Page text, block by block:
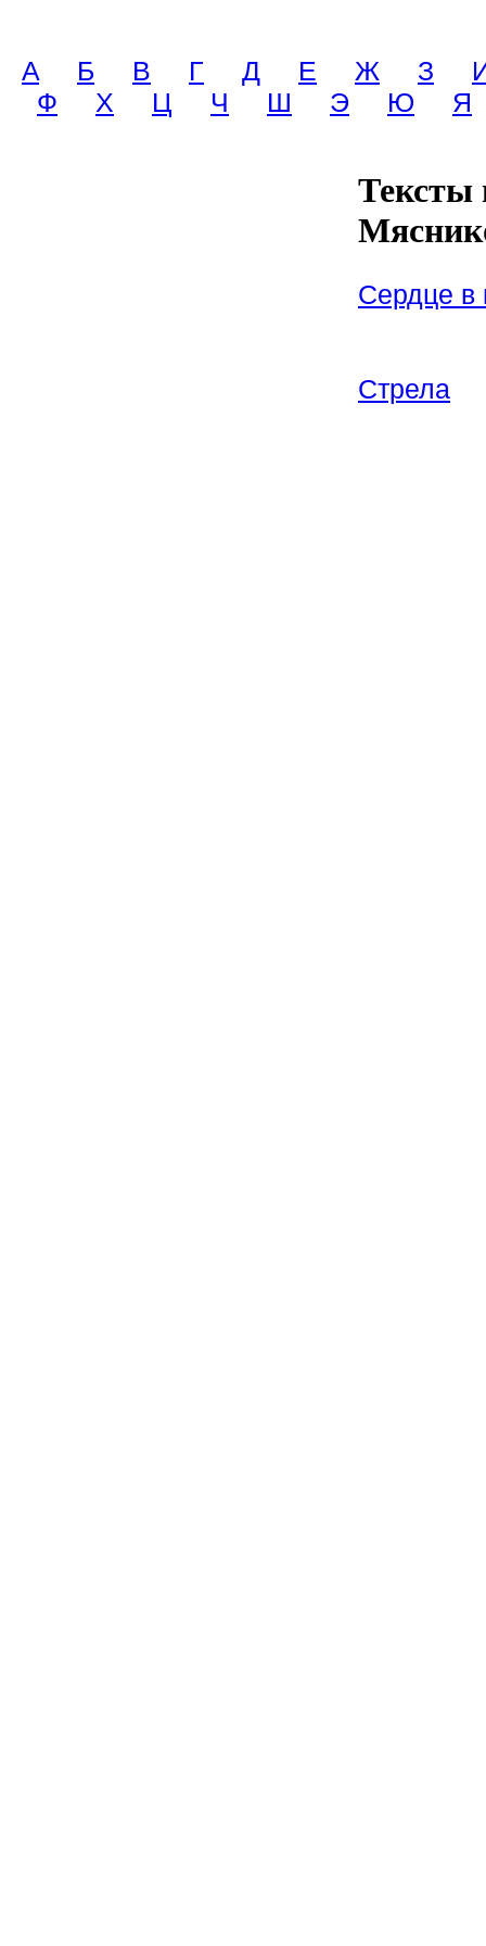
A Б В Г Д Е Ж З
Ф
Х Ц Ч Ш Э Ю Я
Тексты
Сердце в
Стрела